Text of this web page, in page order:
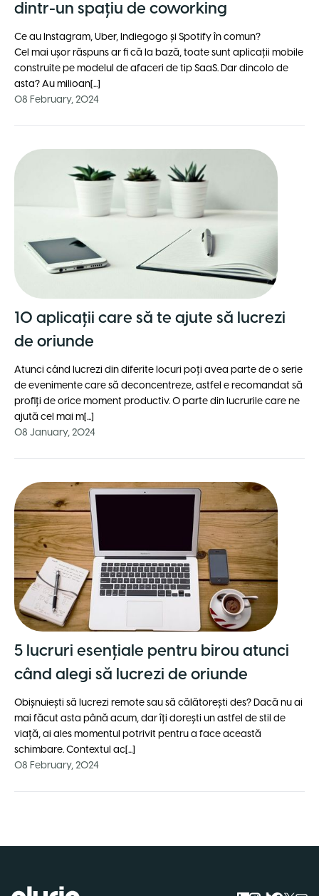
dintr-un spațiu de coworking
Ce au Instagram, Uber, Indiegogo și Spotify în comun?
Cel mai ușor răspuns ar fi că la bază, toate sunt aplicații mobile
construite pe modelul de afaceri de tip SaaS. Dar dincolo de
asta? Au milioan[...]
08 February, 2024
10 aplicații care să te ajute să lucrezi
de oriunde
Atunci când lucrezi din diferite locuri poți avea parte de o serie
de evenimente care să deconcentreze, astfel e recomandat să
profiți de orice moment productiv. O parte din lucrurile care ne
ajută cel mai m[...]
08 January, 2024
5 lucruri esențiale pentru birou atunci
când alegi să lucrezi de oriunde
Obișnuiești să lucrezi remote sau să călătorești des? Dacă nu ai
mai făcut asta până acum, dar îți dorești un astfel de stil de
viață, ai ales momentul potrivit pentru a face această
schimbare. Contextul ac[...]
08 February, 2024